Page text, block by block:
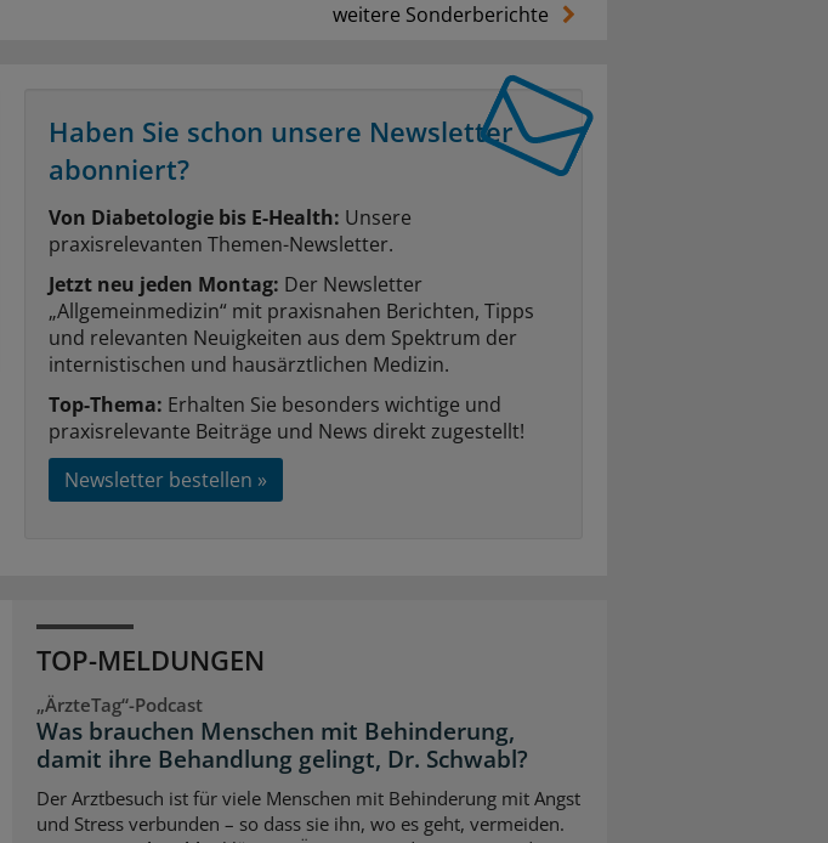
weitere Sonderberichte
Haben Sie schon unsere Newsletter
abonniert?
Von Diabetologie bis E-Health: Unsere
praxisrelevanten Themen-Newsletter.
Jetzt neu jeden Montag: Der Newsletter
„Allgemeinmedizin“ mit praxisnahen Berichten, Tipps
und relevanten Neuigkeiten aus dem Spektrum der
internistischen und hausärztlichen Medizin.
Top-Thema: Erhalten Sie besonders wichtige und
praxisrelevante Beiträge und News direkt zugestellt!
Newsletter bestellen »
TOP-MELDUNGEN
„ÄrzteTag“-Podcast
Was brauchen Menschen mit Behinderung,
damit ihre Behandlung gelingt, Dr. Schwabl?
Der Arztbesuch ist für viele Menschen mit Behinderung mit Angst
und Stress verbunden – so dass sie ihn, wo es geht, vermeiden.